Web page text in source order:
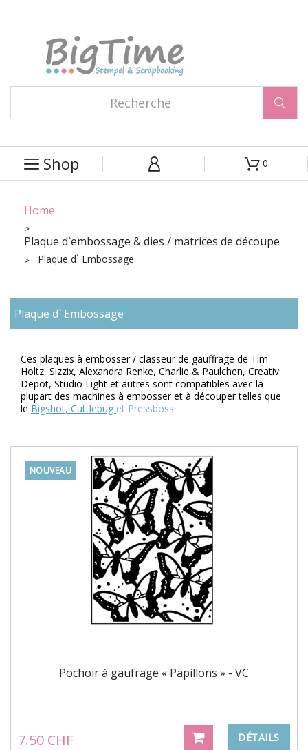

 Shop   0
Home
Plaque d`embossage & dies / matrices de découpe
Plaque d` Embossage
Plaque d` Embossage
Ces plaques à embosser / classeur de gauffrage de Tim
Holtz, Sizzix, Alexandra Renke, Charlie & Paulchen, Creativ
Depot, Studio Light et autres sont compatibles avec la
plupart des machines à embosser et à découper telles que
le Bigshot, Cuttlebug et Pressboss.
NOUVEAU
Pochoir à gaufrage « Papillons » - VC
7.50 CHF DÉTAILS